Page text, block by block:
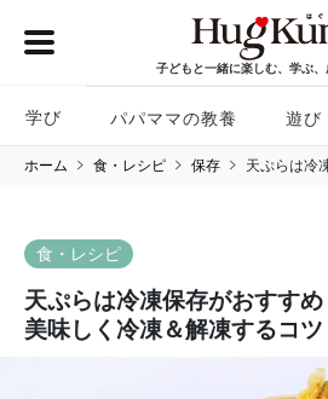
子どもと一緒に楽しむ、学ぶ、
学び パパママの教養 遊び
ホーム 食・レシピ 保存 天ぷらは冷
食・レシピ
天ぷらは冷凍保存がおすす
美味しく冷凍＆解凍するコツ